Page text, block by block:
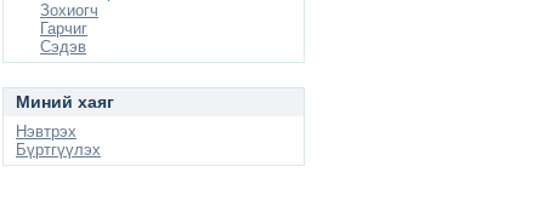
Зохиогч
Гарчиг
Сэдэв
Миний хаяг
Нэвтрэх
Бүртгүүлэх